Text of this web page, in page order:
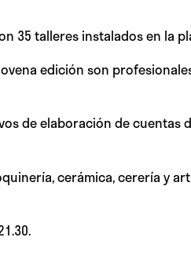
35 talleres instalados en la
edición son
de elaboración de
cerámica, cerería y